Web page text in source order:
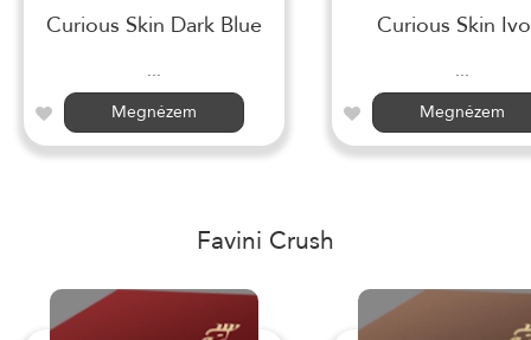
Curious Skin Dark Blue
...
Megnézem
Curious Skin
...
Megnézem
Favini Crush